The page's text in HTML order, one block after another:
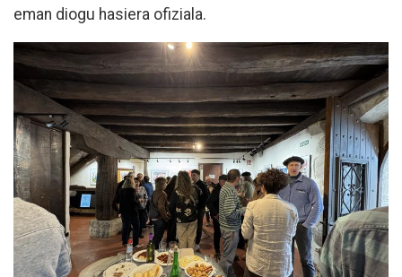
eman diogu hasiera ofiziala.